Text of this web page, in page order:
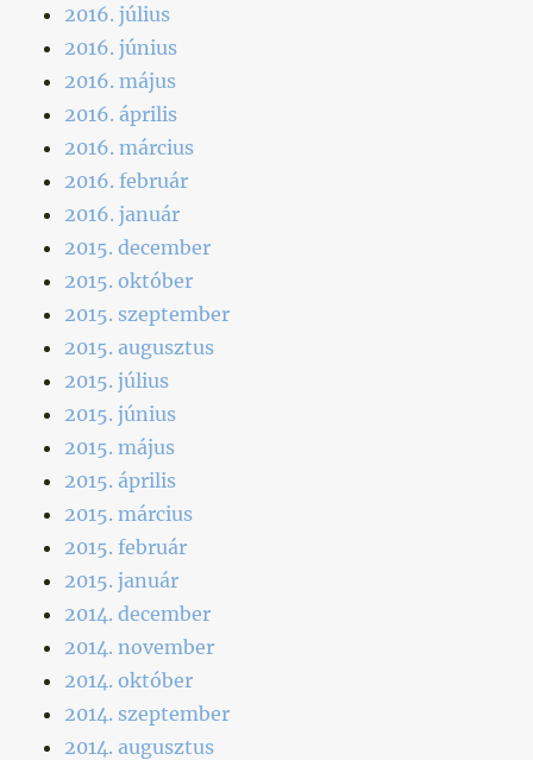
2016. július
2016. június
2016. május
2016. április
2016. március
2016. február
2016. január
2015. december
2015. október
2015. szeptember
2015. augusztus
2015. július
2015. június
2015. május
2015. április
2015. március
2015. február
2015. január
2014. december
2014. november
2014. október
2014. szeptember
2014. augusztus